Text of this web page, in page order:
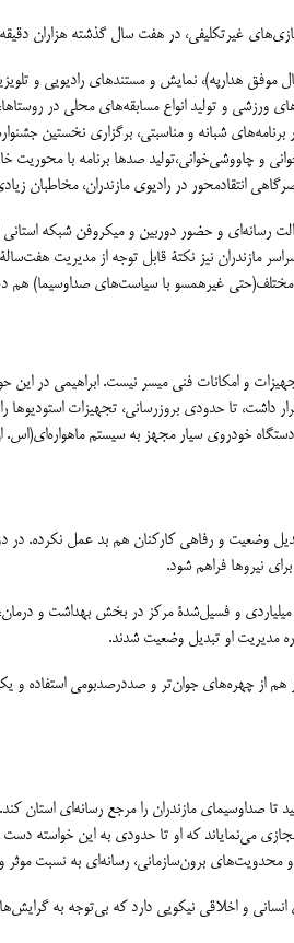
غیرتکلیفی، در هفت سال گذشته هزاران
موفق هدارپه)، نمایش و مستندهای رادیویی و
ورزشی و تولید انواع مسابقه‌های محلی در
برنامه‌های شبانه و مناسبتی، برگزاری نخستین
و چاووشی‌خوانی،تولید صدها برنامه‌ با محوریت
انتقادمحور در رادیوی مازندران، مخاطبان
رسانه‌ای و حضور دوربین و میکروفن شبکه
مازندران نیز نکتۀ قابل توجه از مدیریت
غیرهمسو با سیاست‌های صداوسیما) هم
و امکانات فنی میسر نیست. ابراهیمی در این
داشت، تا حدودی بروزرسانی، تجهیزات
خودروی سیار مجهز به سیستم
وضعیت و رفاهی کارکنان هم بد عمل نکرده. در
نیروها فراهم شود.
و فسیل‌شدۀ مرکز در بخش بهداشت و درمان،
مدیریت او تبدیل وضعیت شدند.
از چهره‌های جوان‌تر و صددرصدبومی استفاده و یک
تا صداوسیمای مازندران را مرجع رسانه‌ای استان
می‌نمایاند که او تا حدودی به این خواسته دست
محدویت‌های برون‌سازمانی، رسانه‌ای به نسبت
و اخلاقی نیکویی دارد که بی‌توجه به